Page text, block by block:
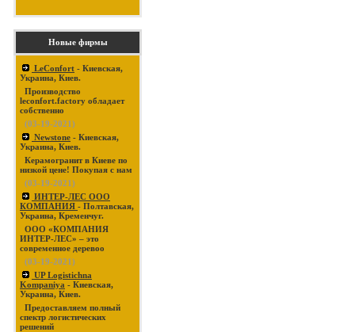
Новые фирмы
LeConfort - Киевская,
Украина, Киев.
Производство
leconfort.factory обладает
собственно
(03-19-2021)
Newstone - Киевская,
Украина, Киев.
Керамогранит в Киеве по
низкой цене! Покупая с нам
(03-19-2021)
ИНТЕР-ЛЕС ООО
КОМПАНИЯ - Полтавская,
Украина, Кременчуг.
ООО «КОМПАНИЯ
ИНТЕР-ЛЕС» – это
современное деревоо
(03-19-2021)
UP Logistichna
Kompaniya - Киевская,
Украина, Киев.
Предоставляем полный
спектр логистических
решений